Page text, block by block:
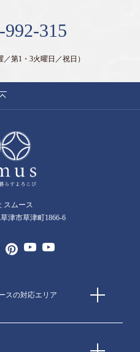
992-315
第1・3火曜日／祝日）
スムース
津市草津町1866-6
スの対応エリア